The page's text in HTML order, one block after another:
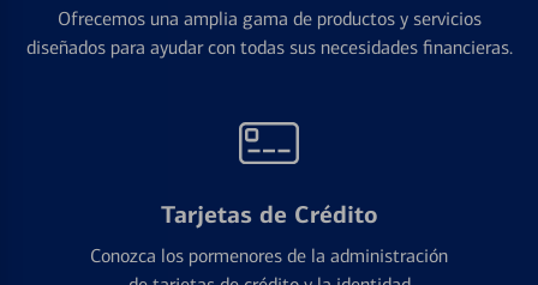
Ofrecemos una amplia gama de productos y servicios
diseñados para ayudar con todas sus necesidades financieras.
Tarjetas de Crédito
Conozca los pormenores de la administración